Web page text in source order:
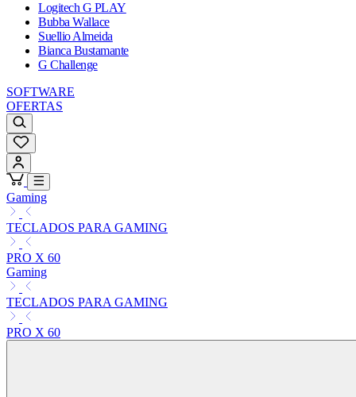
Logitech G PLAY
Bubba Wallace
Suellio Almeida
Bianca Bustamante
G Challenge
SOFTWARE
OFERTAS
Gaming
TECLADOS PARA GAMING
PRO X 60
Gaming
TECLADOS PARA GAMING
PRO X 60